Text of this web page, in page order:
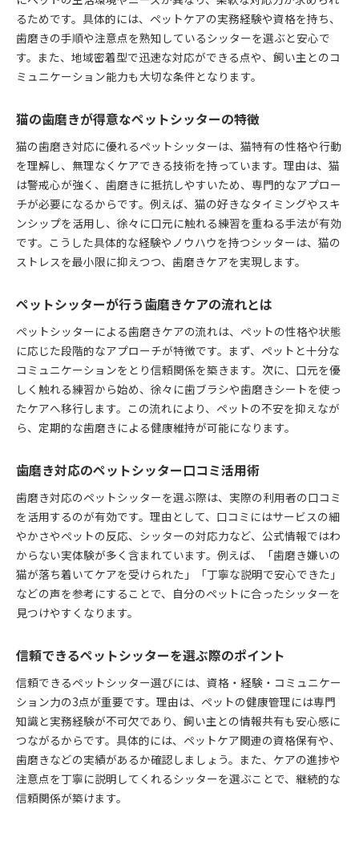
るためです。具体的には、ペットケアの実務経験や資格を持ち、
歯磨きの手順や注意点を熟知しているシッターを選ぶと安心で
す。また、地域密着型で迅速な対応ができる点や、飼い主とのコ
ミュニケーション能力も大切な条件となります。
猫の歯磨きが得意なペットシッターの特徴
猫の歯磨き対応に優れるペットシッターは、猫特有の性格や行動
を理解し、無理なくケアできる技術を持っています。理由は、猫
は警戒心が強く、歯磨きに抵抗しやすいため、専門的なアプロー
チが必要になるからです。例えば、猫の好きなタイミングやスキ
ンシップを活用し、徐々に口元に触れる練習を重ねる手法が有効
です。こうした具体的な経験やノウハウを持つシッターは、猫の
ストレスを最小限に抑えつつ、歯磨きケアを実現します。
ペットシッターが行う歯磨きケアの流れとは
ペットシッターによる歯磨きケアの流れは、ペットの性格や状態
に応じた段階的なアプローチが特徴です。まず、ペットと十分な
コミュニケーションをとり信頼関係を築きます。次に、口元を優
しく触れる練習から始め、徐々に歯ブラシや歯磨きシートを使っ
たケアへ移行します。この流れにより、ペットの不安を抑えなが
ら、定期的な歯磨きによる健康維持が可能になります。
歯磨き対応のペットシッター口コミ活用術
歯磨き対応のペットシッターを選ぶ際は、実際の利用者の口コミ
を活用するのが有効です。理由として、口コミにはサービスの細
やかさやペットの反応、シッターの対応力など、公式情報ではわ
からない実体験が多く含まれています。例えば、「歯磨き嫌いの
猫が落ち着いてケアを受けられた」「丁寧な説明で安心できた」
などの声を参考にすることで、自分のペットに合ったシッターを
見つけやすくなります。
信頼できるペットシッターを選ぶ際のポイント
信頼できるペットシッター選びには、資格・経験・コミュニケー
ション力の3点が重要です。理由は、ペットの健康管理には専門
知識と実務経験が不可欠であり、飼い主との情報共有も安心感に
つながるからです。具体的には、ペットケア関連の資格保有や、
歯磨きなどの実績があるか確認しましょう。また、ケアの進捗や
注意点を丁寧に説明してくれるシッターを選ぶことで、継続的な
信頼関係が築けます。